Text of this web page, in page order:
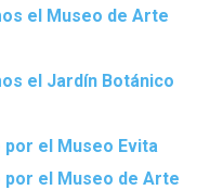
el Museo de Arte
el Jardín Botánico
por el Museo Evita
por el Museo de Arte